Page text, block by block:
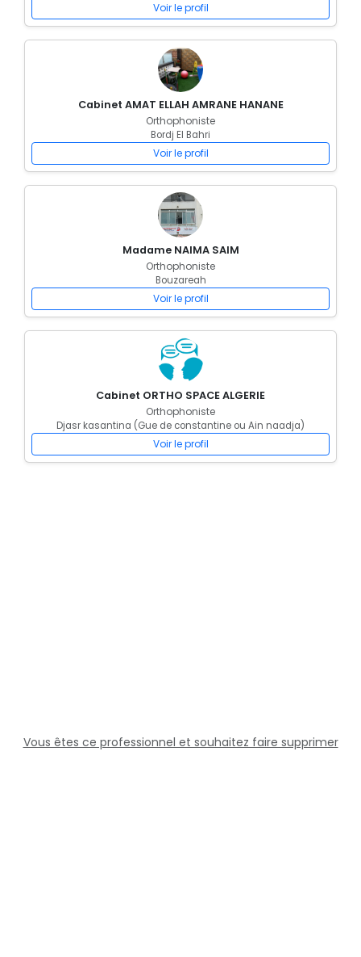
Voir le profil
Cabinet AMAT ELLAH AMRANE HANANE
Orthophoniste
Bordj El Bahri
Voir le profil
Madame NAIMA SAIM
Orthophoniste
Bouzareah
Voir le profil
Cabinet ORTHO SPACE ALGERIE
Orthophoniste
Djasr kasantina (Gue de constantine ou Ain naadja)
Voir le profil
Vous êtes ce professionnel et souhaitez faire supprimer